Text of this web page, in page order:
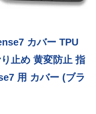
カバー TPU
止め 黄変防止 指
用 カバー (ブラ